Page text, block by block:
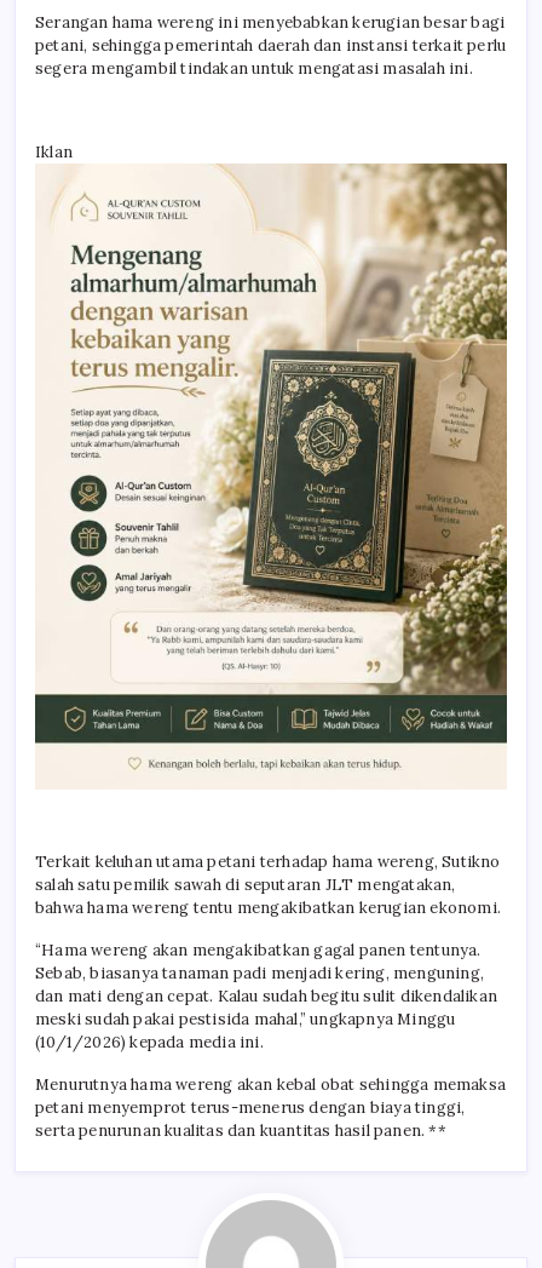
Serangan hama wereng ini menyebabkan kerugian besar bagi
petani, sehingga pemerintah daerah dan instansi terkait perlu
segera mengambil tindakan untuk mengatasi masalah ini.
Iklan
Terkait keluhan utama petani terhadap hama wereng, Sutikno
salah satu pemilik sawah di seputaran JLT mengatakan,
bahwa hama wereng tentu mengakibatkan kerugian ekonomi.
“Hama wereng akan mengakibatkan gagal panen tentunya.
Sebab, biasanya tanaman padi menjadi kering, menguning,
dan mati dengan cepat. Kalau sudah begitu sulit dikendalikan
meski sudah pakai pestisida mahal,” ungkapnya Minggu
(10/1/2026) kepada media ini.
Menurutnya hama wereng akan kebal obat sehingga memaksa
petani menyemprot terus-menerus dengan biaya tinggi,
serta penurunan kualitas dan kuantitas hasil panen. **